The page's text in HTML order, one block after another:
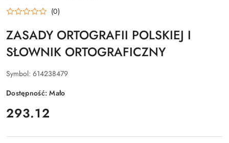
(0)
ZASADY ORTOGRAFII POLSKIEJ I
SŁOWNIK ORTOGRAFICZNY
Symbol: 614238479
Dostępność:Mało
cena:
293.12